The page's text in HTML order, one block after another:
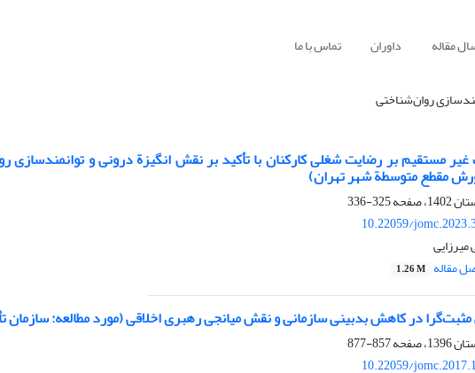
مقاله داوران تماس با ما
روان‌شناختی
غیر مستقیم بر رضایت شغلی کارکنان با تأکید بر نقش انگیزة درونی و توانمندسازی
مقطع متوسطة شهر تهران)
325-336
10.22059/
مقاله 1.26 M
مثبت‌گرا در کاهش بدبینی سازمانی و نقش میانجی رهبری اخلاقی (مورد مطالعه: سازمان
857-877
10.22059/